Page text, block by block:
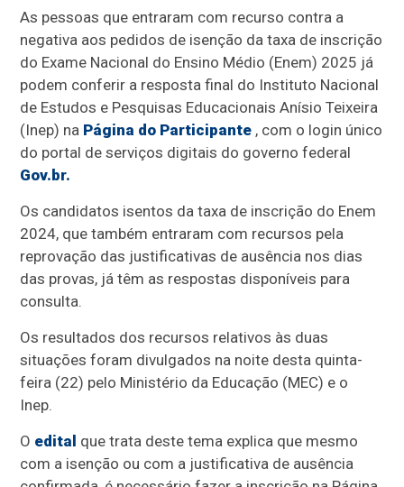
As pessoas que entraram com recurso contra a
negativa aos pedidos de isenção da taxa de inscrição
do Exame Nacional do Ensino Médio (Enem) 2025 já
podem conferir a resposta final do Instituto Nacional
de Estudos e Pesquisas Educacionais Anísio Teixeira
(Inep) na Página do Participante , com o login único
do portal de serviços digitais do governo federal
Gov.br.
Os candidatos isentos da taxa de inscrição do Enem
2024, que também entraram com recursos pela
reprovação das justificativas de ausência nos dias
das provas, já têm as respostas disponíveis para
consulta.
Os resultados dos recursos relativos às duas
situações foram divulgados na noite desta quinta-
feira (22) pelo Ministério da Educação (MEC) e o
Inep.
O edital que trata deste tema explica que mesmo
com a isenção ou com a justificativa de ausência